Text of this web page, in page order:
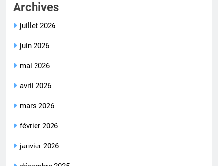
Archives
juillet 2026
juin 2026
mai 2026
avril 2026
mars 2026
février 2026
janvier 2026